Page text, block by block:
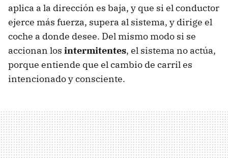
aplica a la dirección es baja, y que si el conductor
ejerce más fuerza, supera al sistema, y dirige el
coche a donde desee. Del mismo modo si se
accionan los intermitentes, el sistema no actúa,
porque entiende que el cambio de carril es
intencionado y consciente.